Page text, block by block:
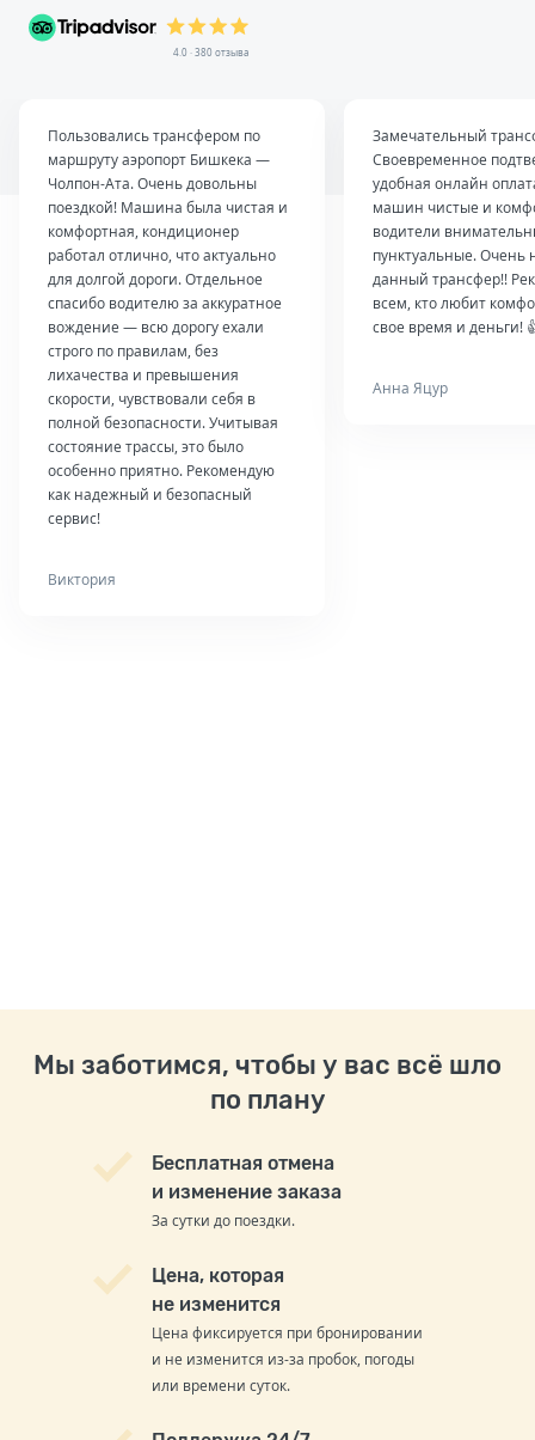
4.0 · 380 отзыва
Пользовались трансфером по
маршруту аэропорт Бишкека —
Чолпон-Ата. Очень довольны
поездкой! Машина была чистая и
комфортная, кондиционер
работал отлично, что актуально
для долгой дороги. Отдельное
спасибо водителю за аккуратное
вождение — всю дорогу ехали
строго по правилам, без
лихачества и превышения
скорости, чувствовали себя в
полной безопасности. Учитывая
состояние трассы, это было
особенно приятно. Рекомендую
как надежный и безопасный
сервис!
Виктория
Замечательный
Своевременное
удобная онлайн
машин чистые и
водители
пунктуальные. Очень
данный трансфер!!
всем, кто любит
свое время и деньги!
Анна Яцур
Мы заботимся, чтобы у вас всё шло
по плану
Бесплатная отмена
и изменение заказа
За сутки до поездки.
Цена, которая
не изменится
Цена фиксируется при бронировании
и не изменится из-за пробок, погоды
или времени суток.